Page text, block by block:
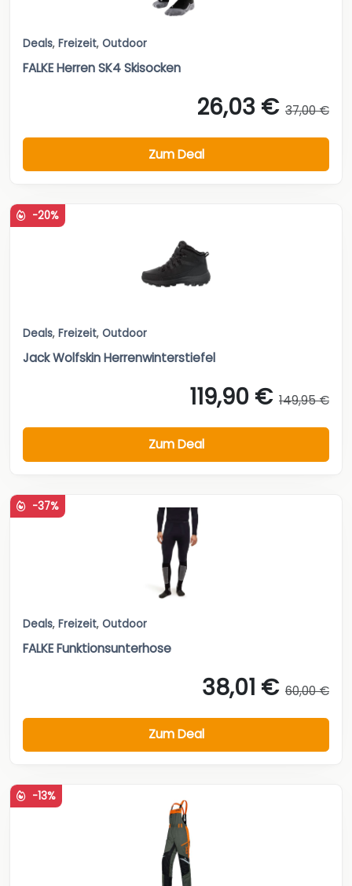
Deals, Freizeit, Outdoor
FALKE Herren SK4 Skisocken
26,03 € 37,00 €
Zum Deal
-20%
Deals, Freizeit, Outdoor
Jack Wolfskin Herrenwinterstiefel
119,90 € 149,95 €
Zum Deal
-37%
Deals, Freizeit, Outdoor
FALKE Funktionsunterhose
38,01 € 60,00 €
Zum Deal
-13%